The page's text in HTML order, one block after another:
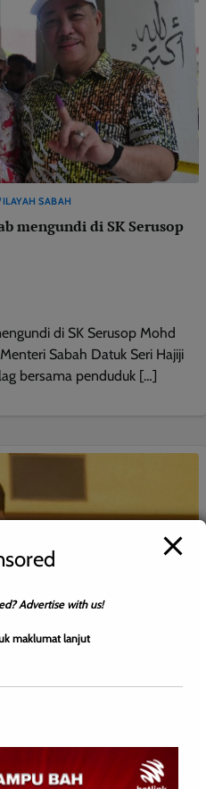
SABAH
mengundi di SK Serusop
di SK Serusop Mohd
Sabah Datuk Seri Hajiji
bersama penduduk […]
Advertise with us!
maklumat lanjut